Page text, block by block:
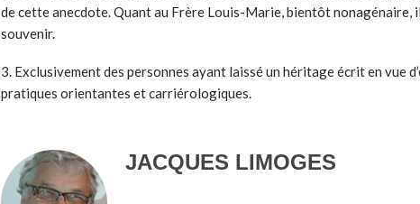
de cette anecdote. Quant au Frère Louis-Marie, bientôt nonagénaire, il
souvenir.
3. Exclusivement des personnes ayant laissé un héritage écrit en vue
pratiques orientantes et carriérologiques.
JACQUES LIMOGES